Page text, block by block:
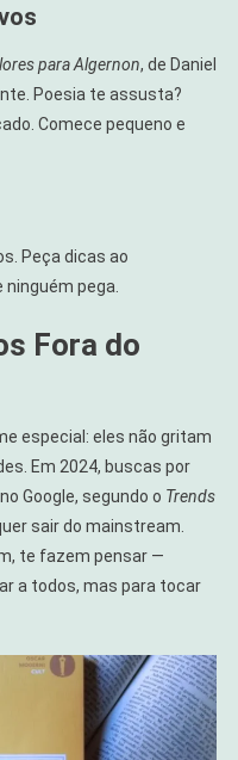
para Algernon, de Daniel
Poesia te assusta?
Comece pequeno e
Peça dicas ao
pega.
Fora do
especial: eles não gritam
Em 2024, buscas por
Google, segundo o Trends
sair do mainstream.
te fazem pensar —
a todos, mas para tocar